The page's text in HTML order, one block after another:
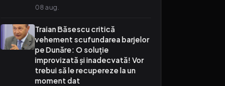
08 aug.
Traian Băsescu critică
vehement scufundarea barjelor
pe Dunăre: O soluție
improvizată și inadecvată! Vor
trebui să le recupereze la un
moment dat